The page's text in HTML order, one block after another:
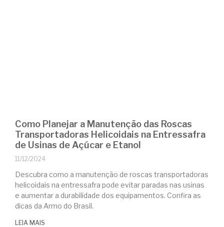
Como Planejar a Manutenção das Roscas
Transportadoras Helicoidais na Entressafra
de Usinas de Açúcar e Etanol
11/12/2024
Descubra como a manutenção de roscas transportadoras
helicoidais na entressafra pode evitar paradas nas usinas
e aumentar a durabilidade dos equipamentos. Confira as
dicas da Armo do Brasil.
LEIA MAIS